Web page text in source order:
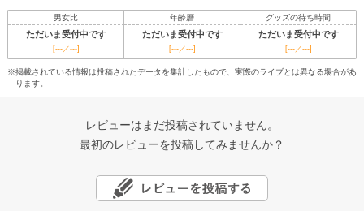
男女比 年齢層 グッズの待ち時間
ただいま受付中です ただいま受付中です ただいま受付中です
[---／---] [---／---] [---／---]
※掲載されている情報は投稿されたデータを集計したもので、実際のライブとは異なる場合があ
ります。
レビューはまだ投稿されていません。
最初のレビューを投稿してみませんか？